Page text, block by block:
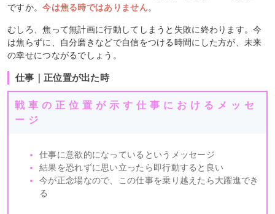
ですか。今は焦る時ではありません。
むしろ、焦って無計画に行動してしまうと失敗に終わります。今
は焦らずに、自分磨きなどで自信をつける時間にした方が、未来
の幸せにつながるでしょう。
仕事｜正位置が出た時
戦車の正位置が示す仕事におけるメッセ
ージ
仕事に意欲的になっているというメッセージ
結果を恐れずに思い立ったら即行動すると良い
今が正念場なので、この仕事を乗り越えたら大躍進でき
る